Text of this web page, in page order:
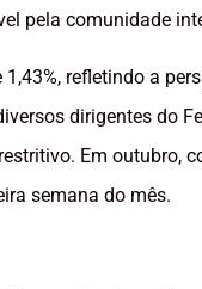
pela comunidade
refletindo a
dirigentes do
Em outubro,
semana do mês.